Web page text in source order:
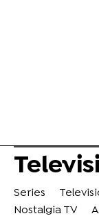
Series
Nostalgia TV